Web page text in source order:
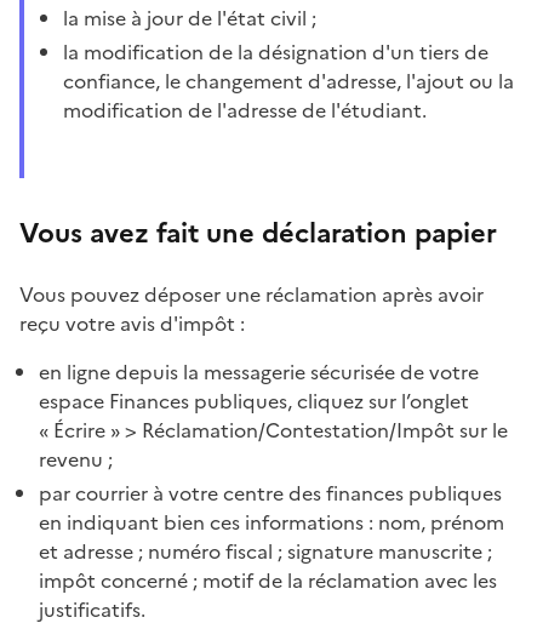
la mise à jour de l'état civil ;
la modification de la désignation d'un tiers de
confiance, le changement d'adresse, l'ajout ou la
modification de l'adresse de l'étudiant.
Vous avez fait une déclaration papier
Vous pouvez déposer une réclamation après avoir
reçu votre avis d'impôt :
en ligne depuis la messagerie sécurisée de votre
espace Finances publiques, cliquez sur l’onglet
« Écrire » > Réclamation/Contestation/Impôt sur le
revenu ;
par courrier à votre centre des finances publiques
en indiquant bien ces informations : nom, prénom
et adresse ; numéro fiscal ; signature manuscrite ;
impôt concerné ; motif de la réclamation avec les
justificatifs.